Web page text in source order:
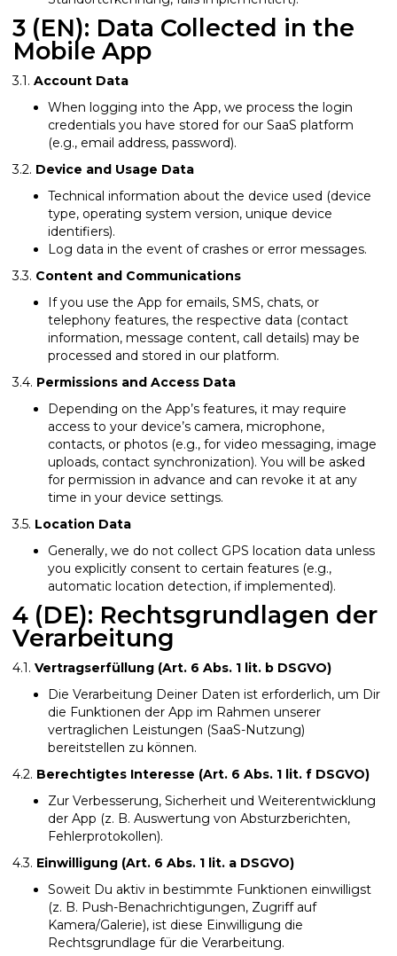
3 (EN): Data Collected in the
Mobile App
3.1.Account Data
When logging into the App, we process the login
credentials you have stored for our SaaS platform
(e.g., email address, password).
3.2. Device and Usage Data
Technical information about the device used (device
type, operating system version, unique device
identifiers).
Log data in the event of crashes or error messages.
3.3. Content and Communications
If you use the App for emails, SMS, chats, or
telephony features, the respective data (contact
information, message content, call details) may be
processed and stored in our platform.
3.4. Permissions and Access Data
Depending on the App’s features, it may require
access to your device’s camera, microphone,
contacts, or photos (e.g., for video messaging, image
uploads, contact synchronization). You will be asked
for permission in advance and can revoke it at any
time in your device settings.
3.5. Location Data
Generally, we do not collect GPS location data unless
you explicitly consent to certain features (e.g.,
automatic location detection, if implemented).
4 (DE): Rechtsgrundlagen der
Verarbeitung
4.1.Vertragserfüllung (Art. 6 Abs. 1 lit. b DSGVO)
Die Verarbeitung Deiner Daten ist erforderlich, um Dir
die Funktionen der App im Rahmen unserer
vertraglichen Leistungen (SaaS-Nutzung)
bereitstellen zu können.
4.2. Berechtigtes Interesse (Art. 6 Abs. 1 lit. f DSGVO)
Zur Verbesserung, Sicherheit und Weiterentwicklung
der App (z. B. Auswertung von Absturzberichten,
Fehlerprotokollen).
4.3. Einwilligung (Art. 6 Abs. 1 lit. a DSGVO)
Soweit Du aktiv in bestimmte Funktionen einwilligst
(z. B. Push-Benachrichtigungen, Zugriff auf
Kamera/Galerie), ist diese Einwilligung die
Rechtsgrundlage für die Verarbeitung.